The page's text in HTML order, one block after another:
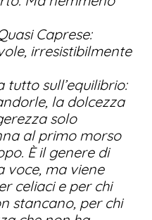
Caprese:
irresistibilmente
tutto sull’equilibrio:
la dolcezza
solo
al primo morso
È il genere di
voce, ma viene
celiaci e per chi
stancano, per chi